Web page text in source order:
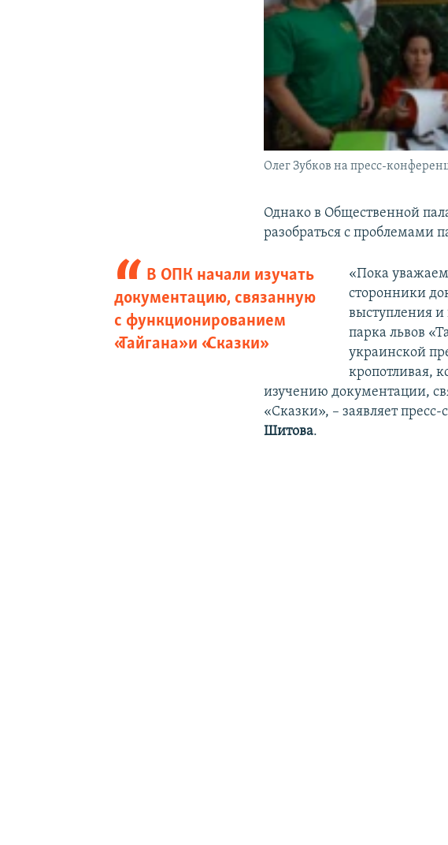
Олег Зубков на пресс-
Однако в Общественной
разобраться с проблемами
В ОПК начали изучать
документацию, связанную
с функционированием
«Тайгана» и «Сказки»
«Пока
сторонники
выступления и
парка львов
украинской
кропотливая,
изучению документации,
«Сказки», – заявляет
Шитова.